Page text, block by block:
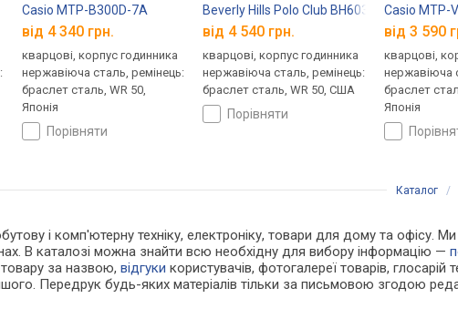
Casio MTP-B300D-7A
від 4 340 грн.
кварцові, корпус годинника
нержавіюча сталь, ремінець:
браслет сталь, WR 50,
Японія
порівняти
Beverly Hills Polo Club BH6038-12
від 4 540 грн.
кварцові, корпус годинника
нержавіюча сталь, ремінець:
браслет сталь, WR 50, США
порівняти
Casio MTP-
від 3 590
кварцові,
нержавіюча
браслет
Японія
Каталог /
і комп'ютерну техніку, електроніку, товари для дому та офісу.
В каталозі можна знайти всю необхідну для вибору інформацію —
за назвою,відгуки користувачів, фотогалереї товарів, глосарій
Передрук будь-яких матеріалів тільки за письмовою згодою